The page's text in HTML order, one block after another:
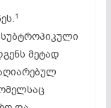
1
მეტად